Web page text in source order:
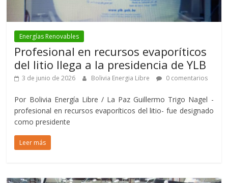
Energías Renovables
Profesional en recursos evaporíticos
del litio llega a la presidencia de YLB
3 de junio de 2026 Bolivia Energia Libre 0 comentarios
Por Bolivia Energía Libre / La Paz Guillermo Trigo Nagel -
profesional en recursos evaporíticos del litio- fue designado
como presidente
Leer más